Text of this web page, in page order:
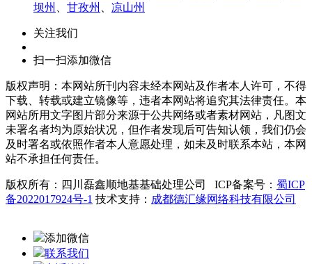
坝州
甘孜州 凉山州
关注我们
扫一扫添加微信
版权声明：本网站所刊内容未经本网站及作者本人许可，不得
下载、转载或建立镜像等，违者本网站将追究其法律责任。本
网站所用文字图片部分来源于公共网络或者素材网站，凡图文
未署名者均为原始状况，但作者发现后可告知认领，我们仍会
及时署名或依照作者本人意愿处理，如未及时联系本站，本网
站不承担任何责任。
版权所有：四川磊鑫顺地基基础处理公司 ICP备案号： 蜀ICP
备2022017924号-1 技术支持： 成都德汇缘网络科技有限公司
添加微信
联系我们